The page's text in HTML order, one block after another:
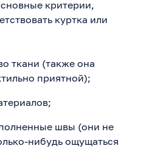
критерии,
куртка или
ткани (также она
приятной);
швы (они не
нибудь ощущаться